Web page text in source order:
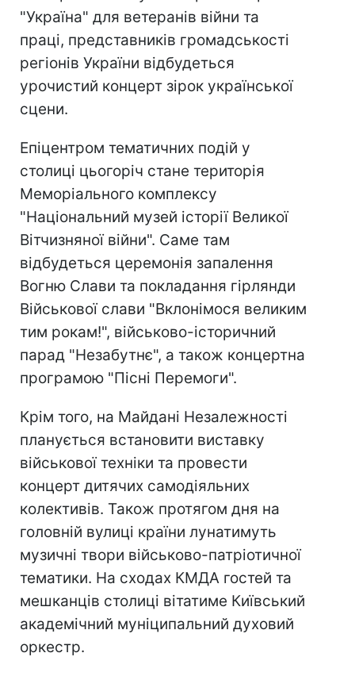
"Україна" для ветеранів війни та
праці, представників громадськості
регіонів України відбудеться
урочистий концерт зірок української
сцени.
Епіцентром тематичних подій у
столиці цьогоріч стане територія
Меморіального комплексу
"Національний музей історії Великої
Вітчизняної війни". Саме там
відбудеться церемонія запалення
Вогню Слави та покладання гірлянди
Військової слави "Вклонімося великим
тим рокам!", військово-історичний
парад "Незабутнє", а також концертна
програмою "Пісні Перемоги".
Крім того, на Майдані Незалежності
планується встановити виставку
військової техніки та провести
концерт дитячих самодіяльних
колективів. Також протягом дня на
головній вулиці країни лунатимуть
музичні твори військово-патріотичної
тематики. На сходах КМДА гостей та
мешканців столиці вітатиме Київський
академічний муніципальний духовий
оркестр.